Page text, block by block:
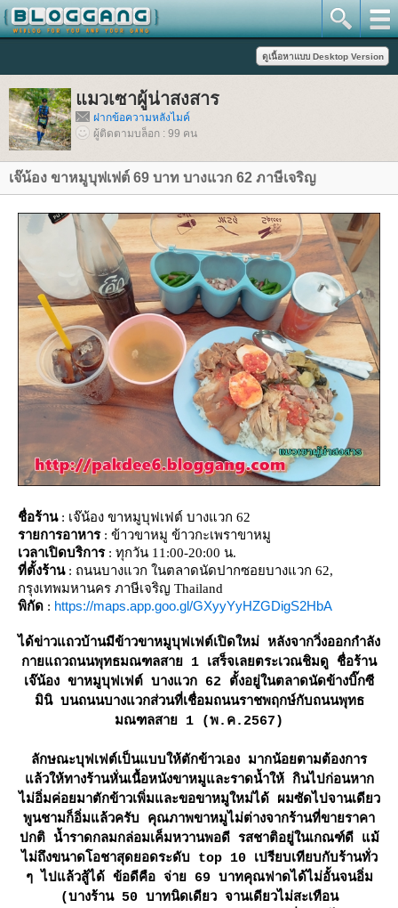
มวเซาผู้น่าสงสาร
ฝากข้อความหลังไมค์
ผู้ติดตามบล็อก : 99 คน
เจ๊น้อง ขาหมูบุฟเฟต์ 69 บาท บางแวก 62 ภาษีเจริญ
ชื่อร้าน: เจ๊น้อง ขาหมูบุฟเฟต์ บางแวก 62
รายการอาหาร: ข้าวขาหมู ข้าวกะเพราขาหมู
เวลาเปิดบริการ: ทุกวัน 11:00-20:00 น.
ที่ตั้งร้าน: ถนนบางแวก ในตลาดนัดปากซอยบางแวก 62,
กรุงเทพมหานคร ภาษีเจริญ Thailand
พิกัด : https://maps.app.goo.gl/GXyyYyHZGDigS2HbA
ได้ข่าวแถวบ้านมีข้าวขาหมูบุฟเฟต์เปิดใหม่ หลังจากวิ่งออกกำลัง
กายแถวถนนพุทธมณฑลสาย 1 เสร็จเลยตระเวณชิมดู ชื่อร้าน
เจ๊น้อง ขาหมูบุฟเฟต์ บางแวก 62 ตั้งอยู่ในตลาดนัดข้างบิ๊กซี
มินิ บนถนนบางแวกส่วนที่เชื่อมถนนราชพฤกษ์กับถนนพุทธ
มณฑลสาย 1 (พ.ค.2567)
ลักษณะบุฟเฟต์เป็นแบบให้ตักข้าวเอง มากน้อยตามต้องการ
ล้วให้ทางร้านหั่นเนื้อหนังขาหมูและราดน้ำให้ กินไปก่อนหาก
ไม่อิ่มค่อยมาตักข้าวเพิ่มและขอขาหมูใหม่ได้ ผมซัดไปจานเดียว
พูนชามก็อิ่มแล้วครับ คุณภาพขาหมูไม่ต่างจากร้านที่ขายราคา
ปกติ น้ำราดกลมกล่อมเค็มหวานพอดี รสชาติอยู่ในเกณฑ์ดี แม้
ไม่ถึงขนาดโอชาสุดยอดระดับ top 10 เปรียบเทียบกับร้านทั่ว
ๆ ไปแล้วสู้ได้ ข้อดีคือ จ่าย 69 บาทคุณฟาดได้ไม่อั้นจนอิ่ม
(บางร้าน 50 บาทนิดเดียว จานเดียวไม่สะเทือน